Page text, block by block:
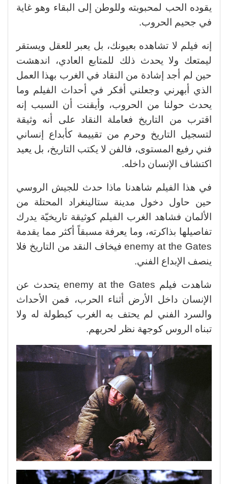
يقوده الحب لمحبوبته وللوطن إلى البقاء وهو غاية
في جحيم الحروب.
إنه فيلم لا تشاهده بعيونك، بل يعبر للعقل ويستقر
ليمتعك ولا يحدث ذلك للمتابع العادي، اندهشت
حين لم أجد إشادة من النقاد في الغرب بهذا العمل
الذي أبهرني وجعلني أفكر في أحداث الفيلم وما
يحدث حولنا من الحروب، وأيقنت أن السبب إنه
اقترب من التاريخ فعاملة النقاد على أنه وثيقة
لتسجيل التاريخ وحرم من تقييمة كأبداع إنساني
فني رفيع المستوى، فالفن لا يكتب التاريخ، بل يعيد
اكتشاف الإنسان داخله.
في هذا الفيلم شاهدنا ماذا حدث للجيش الروسي
حين حاول دخول مدينة ستالينغراد المحتلة من
الألمان فشاهد الغرب الفيلم كوثيقة تاريخيّة يدرك
تفاصيلها بذاكرته، وما يعرفة مسبقاً أكثر مما يقدمة
enemy at the Gates فيخاف النقد من التاريخ فلا
ينصف الإبداع الفني.
شاهدت فيلم enemy at the Gates يتحدث عن
الإنسان داخل الأرض أثناء الحرب، فمن الأحداث
والسرد الفني لم يحتف به الغرب كبطولة له ولا
تبناه الروس كوجهة نظر لحربهم.